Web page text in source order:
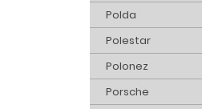
Polda
Polestar
Polonez
Porsche